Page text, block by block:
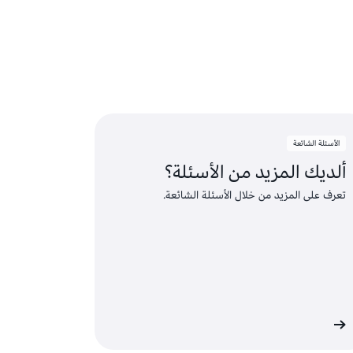
الأسئلة الشائعة
ألديك المزيد من الأسئلة؟
تعرف على المزيد من خلال الأسئلة الشائعة.